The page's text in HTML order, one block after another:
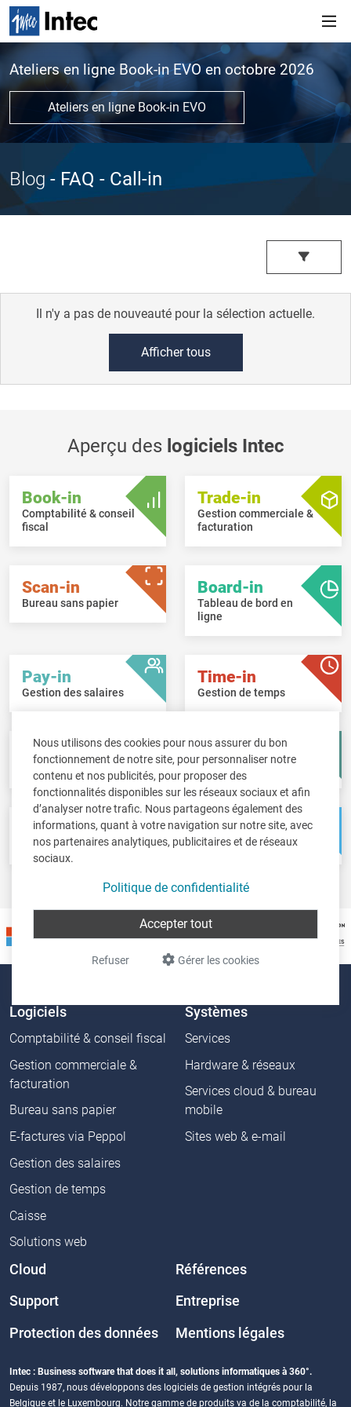
Nous utilisons des cookies pour nous assurer du bon
fonctionnement de notre site, pour personnaliser notre
contenu et nos publicités, pour proposer des
fonctionnalités disponibles sur les réseaux sociaux et afin
d’analyser notre trafic. Nous partageons également des
informations, quant à votre navigation sur notre site, avec
nos partenaires analytiques, publicitaires et de réseaux
sociaux.
Politique de confidentialité
Gérer les cookies
Refuser
Accepter tout
Ateliers en ligne Book-in EVO en octobre 2026
Ateliers en ligne Book-in EVO
Blog - FAQ - Call-in
Il n'y a pas de nouveauté pour la sélection actuelle.
Afficher tous
Aperçu des logiciels Intec
Book-in
Comptabilité & conseil
fiscal
Trade-in
Gestion commerciale &
facturation
Scan-in
Bureau sans papier
Board-in
Tableau de bord en
ligne
Pay-in
Gestion des salaires
Time-in
Gestion de temps
Fisc-in
Déclarations fiscales
Account-in
Comptes annuels
Pos-in
Caisse
Net-in
Solutions web
Logiciels
Comptabilité & conseil fiscal
Gestion commerciale &
facturation
Bureau sans papier
E-factures via Peppol
Gestion des salaires
Gestion de temps
Caisse
Solutions web
Systèmes
Services
Hardware & réseaux
Services cloud & bureau
mobile
Sites web & e-mail
Cloud Références
Support Entreprise
Protection des données Mentions légales
Intec : Business software that does it all, solutions informatiques à 360°.
Depuis 1987, nous développons des logiciels de gestion intégrés pour la
Belgique et le Luxembourg. Notre gamme de produits va de la comptabilité, la